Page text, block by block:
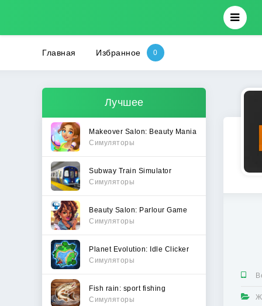
Главная Избранное
Лучшее
Makeover Salon: Beauty Mania
Симуляторы
Subway Train Simulator
Симуляторы
Beauty Salon: Parlour Game
Симуляторы
Planet Evolution: Idle Clicker
Симуляторы
Fish rain: sport fishing
Симуляторы